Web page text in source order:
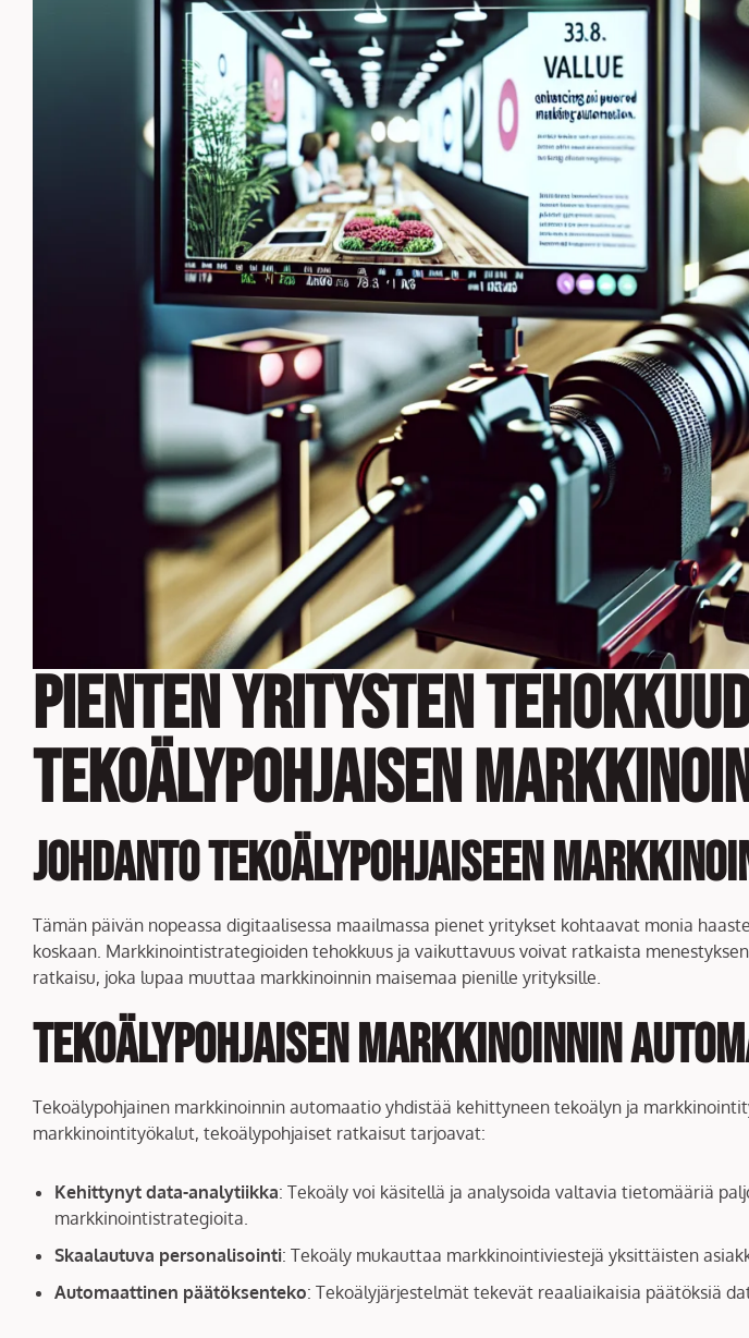
Pienten yritysten
tekoälypohjaisen
Johdanto tekoälypohjaiseen
Tämän päivän nopeassa digitaalisessa maailmassa pienet yritykset kohtaavat monia
koskaan. Markkinointistrategioiden tehokkuus ja vaikuttavuus voivat ratkaista
ratkaisu, joka lupaa muuttaa markkinoinnin maisemaa pienille yrityksille.
Tekoälypohjaisen markkinoinnin
Tekoälypohjainen markkinoinnin automaatio yhdistää kehittyneen tekoälyn ja
markkinointityökalut, tekoälypohjaiset ratkaisut tarjoavat:
Kehittynyt data-analytiikka: Tekoäly voi käsitellä ja analysoida valtavia tietomääriä
markkinointistrategioita.
Skaalautuva personalisointi: Tekoäly mukauttaa markkinointiviestejä yksittäisten
Automaattinen päätöksenteko: Tekoälyjärjestelmät tekevät reaaliaikaisia päätöksiä